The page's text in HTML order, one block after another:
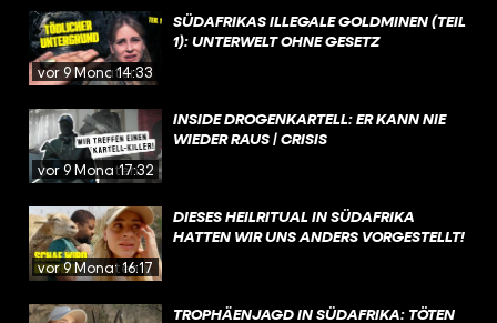
vor 9 Monaten
14:33
SÜDAFRIKAS ILLEGALE GOLDMINEN (TEIL
1): UNTERWELT OHNE GESETZ
vor 9 Monaten
17:32
INSIDE DROGENKARTELL: ER KANN NIE
WIEDER RAUS | CRISIS
vor 9 Monaten16:17
DIESES HEILRITUAL IN SÜDAFRIKA
HATTEN WIR UNS ANDERS VORGESTELLT!
TROPHÄENJAGD IN SÜDAFRIKA: TÖTEN